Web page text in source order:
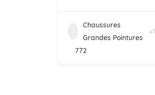
Chaussures
Grandes Pointures
+1
772